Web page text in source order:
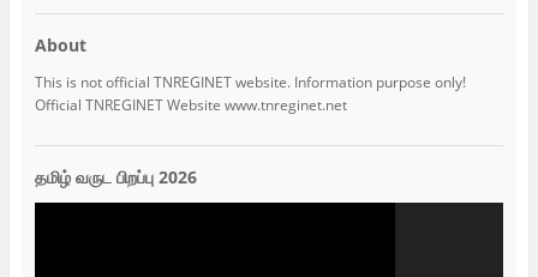
About
This is not official TNREGINET website. Information purpose only!
Official TNREGINET Website www.tnreginet.net
தமிழ் வருட பிறப்பு 2026